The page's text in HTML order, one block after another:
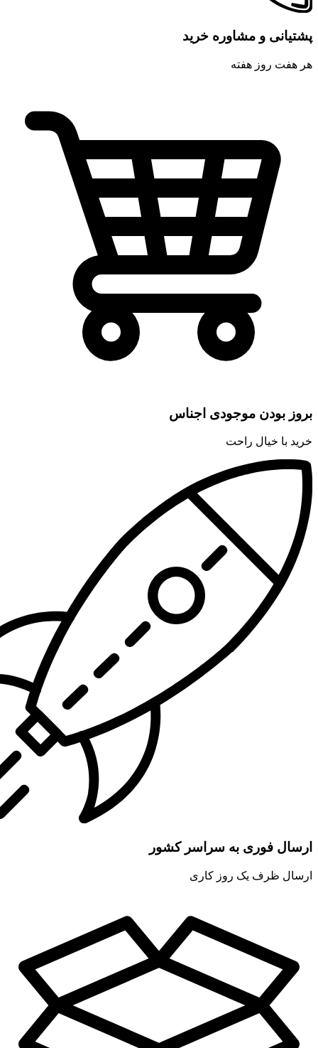
پشتیانی و مشاوره خرید
هر هفت روز هفته
بروز بودن موجودی اجناس
خرید با خیال راحت
ارسال فوری به سراسر کشور
ارسال ظرف یک روز کاری